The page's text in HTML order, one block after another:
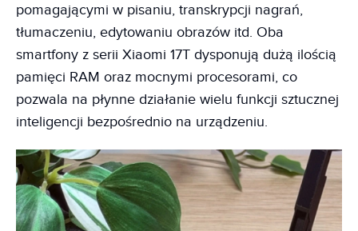
pomagającymi w pisaniu, transkrypcji nagrań,
tłumaczeniu, edytowaniu obrazów itd. Oba
smartfony z serii Xiaomi 17T dysponują dużą ilością
pamięci RAM oraz mocnymi procesorami, co
pozwala na płynne działanie wielu funkcji sztucznej
inteligencji bezpośrednio na urządzeniu.